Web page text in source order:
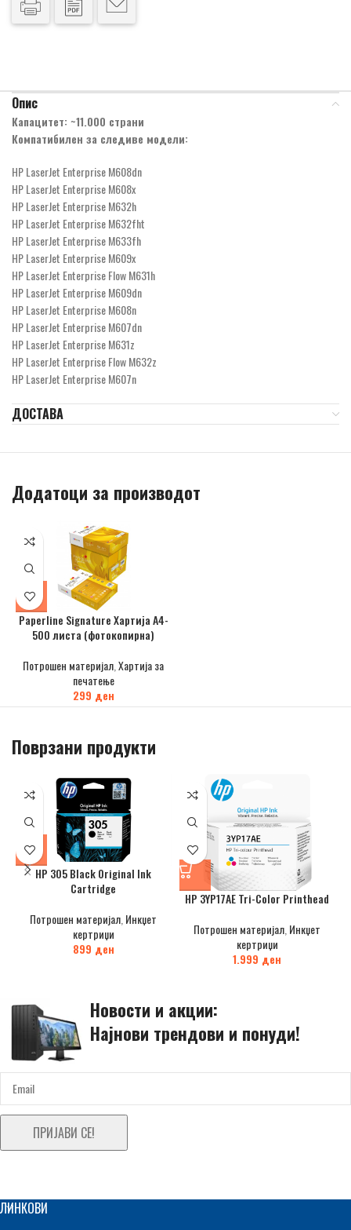
Опис
Капацитет: ~11.000 страни
Компатибилен за следиве модели:
HP LaserJet Enterprise M608dn
HP LaserJet Enterprise M608x
HP LaserJet Enterprise M632h
HP LaserJet Enterprise M632fht
HP LaserJet Enterprise M633fh
HP LaserJet Enterprise M609x
HP LaserJet Enterprise Flow M631h
HP LaserJet Enterprise M609dn
HP LaserJet Enterprise M608n
HP LaserJet Enterprise M607dn
HP LaserJet Enterprise M631z
HP LaserJet Enterprise Flow M632z
HP LaserJet Enterprise M607n
ДОСТАВА
Додатоци за производот
Paperline Signature Хартија А4-
500 листа (фотокопирна)
Потрошен материјал ,Хартија за
печатење
299 ден
Поврзани продукти
HP 305 Black Original Ink
Cartridge
Потрошен материјал Инкџет
кертриџи
899 ден
HP 3YP17AE Tri-Color Printhead
Потрошен материјал Инкџет
кертриџи
1.999 ден
Новости и акции:
Најнови трендови и понуди!
ПРИЈАВИ СЕ!
ЛИНКОВИ